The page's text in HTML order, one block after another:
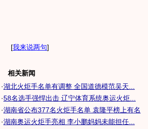
[我来说两句]
相关新闻
·湖北火炬手名单有调整 全国道德模范吴天...
·58名选手强悍出击 辽宁体育系统奥运火炬...
·湖南省公布377名火炬手名单 袁隆平榜上有名
·湖南奥运火炬手亮相 李小鹏妈妈未能担任...